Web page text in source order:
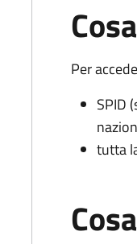
Per
SPID
tutta